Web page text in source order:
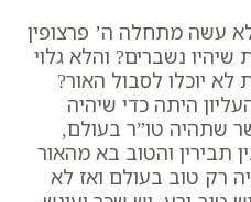
עשה מתחלה ה’ פרצופין
נשברים? והלא גלוי
לא יוכלו לסבול האור?
היתה כדי שיהיה
שתהיה טו”ר בעולם,
תבירין והטוב בא מהאור
רק טוב בעולם ואז לא